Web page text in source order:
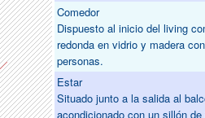
Comedor
Dispuesto al inicio del living
redonda en vidrio y madera
personas.
Estar
Situado junto a la salida al
acondicionado con un sillón